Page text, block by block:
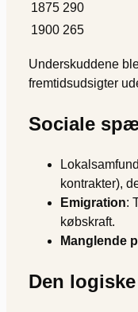
1875 290
1900 265
Underskuddene
fremtidsudsigter
Sociale
kontrakter),
Emigration:
købskraft.
Manglende
Den